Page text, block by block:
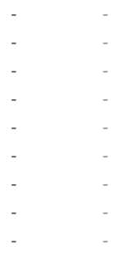
-
-
-
-
-
-
-
-
-
-
-
-
-
-
-
-
-
-